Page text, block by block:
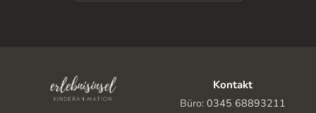
Kontakt
Büro: 0345 68893211